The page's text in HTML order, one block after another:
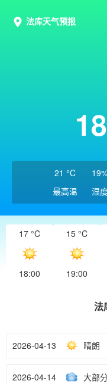
法库天气预报
18
21 °C
最高温
湿
17 °C
18:00
15 °C
19:00
法
2026-04-13 晴朗
2026-04-14 大部